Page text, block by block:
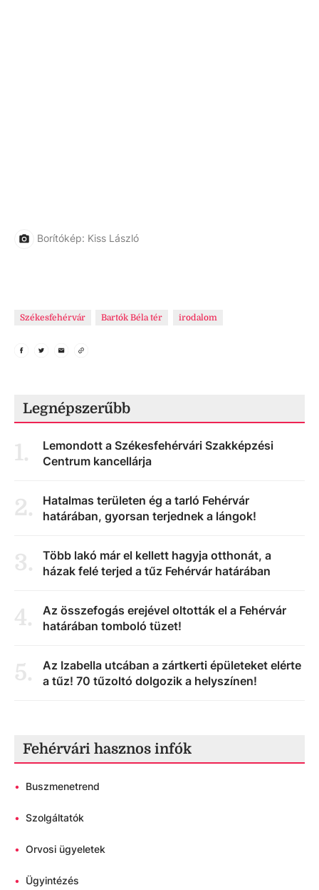
Borítókép: Kiss László
Székesfehérvár Bartók Béla tér irodalom
Legnépszerűbb
1.
Lemondott a Székesfehérvári Szakképzési
Centrum kancellárja
2.
Hatalmas területen ég a tarló Fehérvár
határában, gyorsan terjednek a lángok!
3.
Több lakó már el kellett hagyja otthonát, a
házak felé terjed a tűz Fehérvár határában
4.
Az összefogás erejével oltották el a Fehérvár
határában tomboló tüzet!
5.
Az Izabella utcában a zártkerti épületeket elérte
a tűz! 70 tűzoltó dolgozik a helyszínen!
Fehérvári hasznos infók
• Buszmenetrend
• Szolgáltatók
• Orvosi ügyeletek
• Ügyintézés